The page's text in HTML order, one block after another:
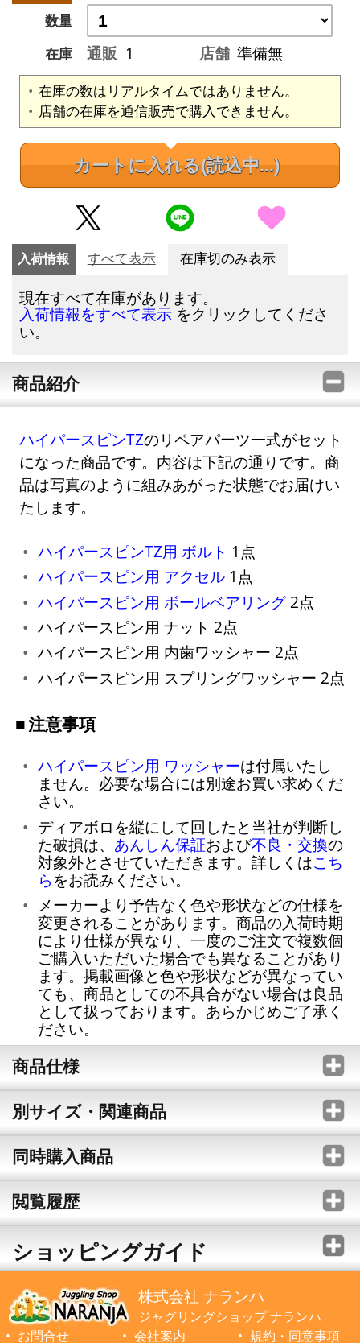
数量
在庫
通販 1 店舗 準備無
在庫の数はリアルタイムではありません。
店舗の在庫を通信販売で購入できません。
カートに入れる(読込中...)
入荷情報 すべて表示 在庫切のみ表示
現在すべて在庫があります。
入荷情報をすべて表示 をクリックしてくださ
い。
商品紹介
ハイパースピンTZのリペアパーツ一式がセット
になった商品です。内容は下記の通りです。商
品は写真のように組みあがった状態でお届けい
たします。
ハイパースピンTZ用 ボルト 1点
ハイパースピン用 アクセル1点
ハイパースピン用 ボールベアリング2点
ハイパースピン用 ナット 2点
ハイパースピン用 内歯ワッシャー 2点
ハイパースピン用 スプリングワッシャー 2点
注意事項
ハイパースピン用 ワッシャーは付属いたし
ません。必要な場合には別途お買い求めくだ
さい。
ディアボロを縦にして回したと当社が判断し
た破損は、 あんしん保証および不良・交換の
対象外とさせていただきます。詳しくはこち
ら をお読みください。
メーカーより予告なく色や形状などの仕様を
変更されることがあります。商品の入荷時期
により仕様が異なり、一度のご注文で複数個
ご購入いただいた場合でも異なることがあり
ます。掲載画像と色や形状などが異なってい
ても、商品としての不具合がない場合は良品
として扱っております。あらかじめご了承く
ださい。
商品仕様
別サイズ・関連商品
同時購入商品
閲覧履歴
ショッピングガイド
株式会社 ナランハ
ジャグリングショップ ナランハ
お問合せ
会社案内 規約・同意事項